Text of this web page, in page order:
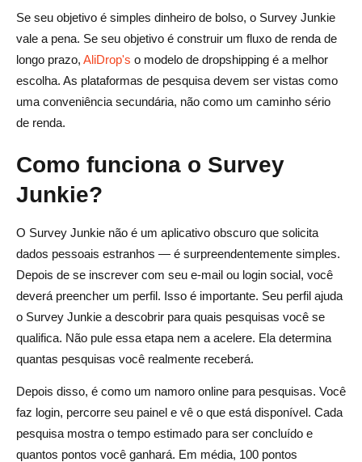
Se seu objetivo é simples dinheiro de bolso, o Survey Junkie
vale a pena. Se seu objetivo é construir um fluxo de renda de
longo prazo, AliDrop's o modelo de dropshipping é a melhor
escolha. As plataformas de pesquisa devem ser vistas como
uma conveniência secundária, não como um caminho sério
de renda.
Como funciona o Survey
Junkie?
O Survey Junkie não é um aplicativo obscuro que solicita
dados pessoais estranhos — é surpreendentemente simples.
Depois de se inscrever com seu e-mail ou login social, você
deverá preencher um perfil. Isso é importante. Seu perfil ajuda
o Survey Junkie a descobrir para quais pesquisas você se
qualifica. Não pule essa etapa nem a acelere. Ela determina
quantas pesquisas você realmente receberá.
Depois disso, é como um namoro online para pesquisas. Você
faz login, percorre seu painel e vê o que está disponível. Cada
pesquisa mostra o tempo estimado para ser concluído e
quantos pontos você ganhará. Em média, 100 pontos